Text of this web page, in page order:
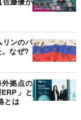
リンのパ
なぜ?
拠点の
」と
とは